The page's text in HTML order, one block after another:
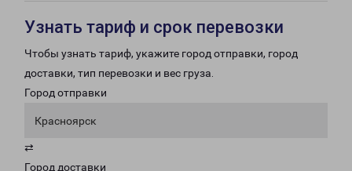
Узнать тариф и срок перевозки
Чтобы узнать тариф, укажите город отправки, город
доставки, тип перевозки и вес груза.
Город отправки
Красноярск
⇄
Город доставки